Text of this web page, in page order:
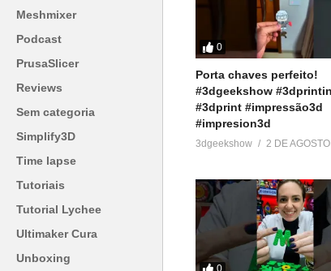
Meshmixer
Podcast
PrusaSlicer
Reviews
Sem categoria
Simplify3D
Time lapse
Tutoriais
Tutorial Lychee
Ultimaker Cura
Unboxing
(Geeetech® A20M)
▶https://ban.ggood.vip/
(Scaner 3D Ciclop)
▶https://ban.ggood.vip/
(SAPPHIRE-S)
(SparkMaker)
▶ http://bit.ly/SparkMaker
0
Porta chaves perfeito!
#3dgeekshow
#3dprint #impressão3d
#impresion3d
3dgeekshow 2 DE